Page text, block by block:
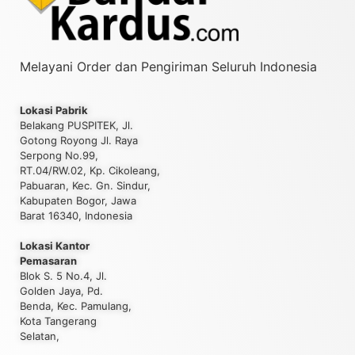
Melayani Order dan Pengiriman Seluruh Indonesia
Lokasi Pabrik
Belakang PUSPITEK, Jl.
Gotong Royong Jl. Raya
Serpong No.99,
RT.04/RW.02, Kp. Cikoleang,
Pabuaran, Kec. Gn. Sindur,
Kabupaten Bogor, Jawa
Barat 16340, Indonesia
Lokasi Kantor
Pemasaran
Blok S. 5 No.4, Jl.
Golden Jaya, Pd.
Benda, Kec. Pamulang,
Kota Tangerang
Selatan,